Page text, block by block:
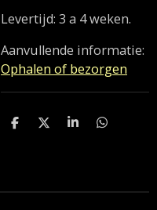
Levertijd: 3 a 4 weken.
Aanvullende informatie:
Ophalen of bezorgen
D
D
S
D